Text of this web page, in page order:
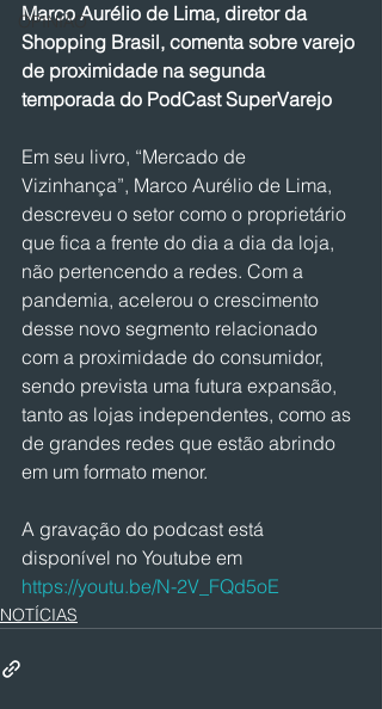
OPINIÃO
Marco Aurélio de Lima, diretor da
Shopping Brasil, comenta sobre varejo
de proximidade na segunda
temporada do PodCast SuperVarejo
Em seu livro, “Mercado de
Vizinhança”, Marco Aurélio de Lima,
descreveu o setor como o proprietário
que fica a frente do dia a dia da loja,
não pertencendo a redes. Com a
pandemia, acelerou o crescimento
desse novo segmento relacionado
com a proximidade do consumidor,
sendo prevista uma futura expansão,
tanto as lojas independentes, como as
de grandes redes que estão abrindo
em um formato menor.
A gravação do podcast está
disponível no Youtube em
https://youtu.be/N-2V_FQd5oE
NOTÍCIAS